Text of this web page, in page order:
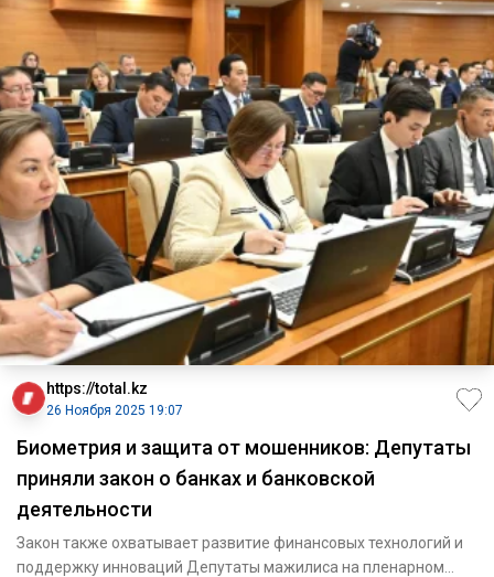
https://total.kz
26 Ноября 2025 19:07
Биометрия и защита от мошенников: Депутаты
приняли закон о банках и банковской
деятельности
Закон также охватывает развитие финансовых технологий и
поддержку инноваций Депутаты мажилиса на пленарном